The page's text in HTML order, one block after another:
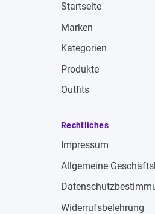
Startseite
Marken
Kategorien
Produkte
Outfits
Rechtliches
Impressum
Allgemeine
Widerrufsbelehrung